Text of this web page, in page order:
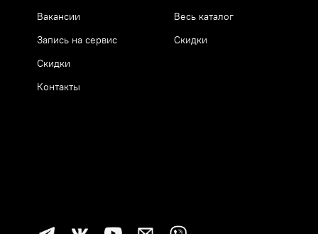
Вакансии
Запись на сервис
Скидки
Контакты
Весь каталог
Скидки